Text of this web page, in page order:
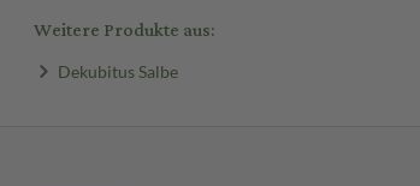
Weitere Produkte aus:
Dekubitus Salbe